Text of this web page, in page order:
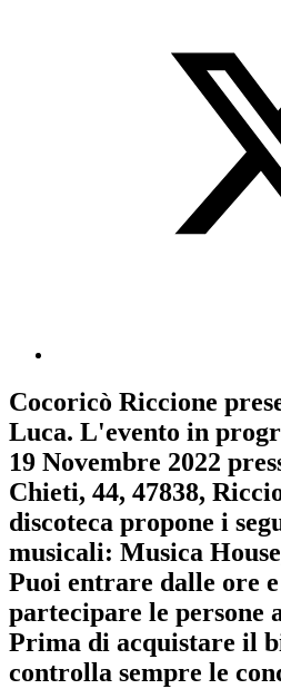
Cocoricò Riccione
Luca. L'evento in
19 Novembre 2022
Chieti, 44, 47838,
discoteca propone i
musicali: Musica House
Puoi entrare dalle ore e
partecipare le persone
Prima di acquistare il
controlla sempre le